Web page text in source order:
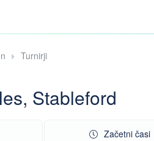
Turnirji
Stableford
Začetni časi